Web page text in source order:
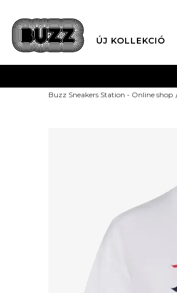
ÚJ KOLLEKCIÓ
Buzz Sneakers Station - Online shop